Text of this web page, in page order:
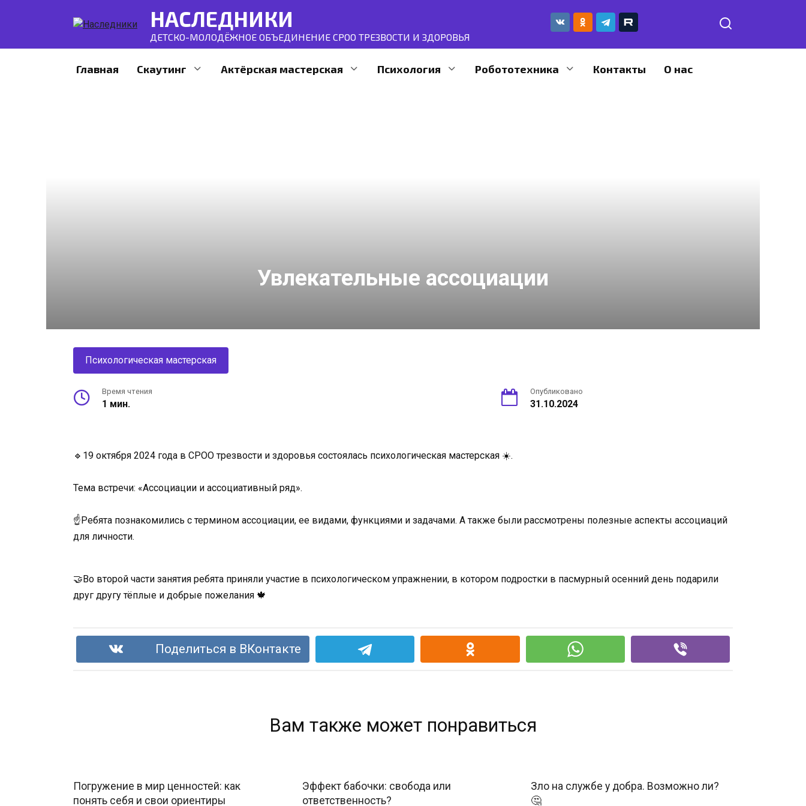
НАСЛЕДНИКИ
ДЕТСКО-МОЛОДЁЖНОЕ ОБЪЕДИНЕНИЕ СРОО ТРЕЗВОСТИ И ЗДОРОВЬЯ
Главная Скаутинг Актёрская мастерская Психология Робототехника Контакты О нас
Увлекательные ассоциации
Психологическая мастерская
Время чтения
1 мин.
Опубликовано
31.10.2024
🔹19 октября 2024 года в СРОО трезвости и здоровья состоялась психологическая мастерская ☀️.
Тема встречи: «Ассоциации и ассоциативный ряд».
☝️Ребята познакомились с термином ассоциации, ее видами, функциями и задачами. А также были рассмотрены полезные аспекты ассоциаций
для личности.
🤝Во второй части занятия ребята приняли участие в психологическом упражнении, в котором подростки в пасмурный осенний день подарили
друг другу тёплые и добрые пожелания 🍁
Поделиться в ВКонтакте
Вам также может понравиться
Погружение в мир ценностей: как
понять себя и свои ориентиры
Эффект бабочки: свобода или
ответственность?
Зло на службе у добра. Возможно ли?
🤔